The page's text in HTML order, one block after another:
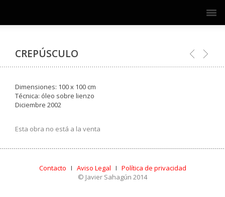
CREPÚSCULO
Dimensiones: 100 x 100 cm
Técnica: óleo sobre lienzo
Diciembre 2002
Esta obra no está a la venta
Contacto I Aviso Legal I Política de privacidad
© Javier Sahagún 2014